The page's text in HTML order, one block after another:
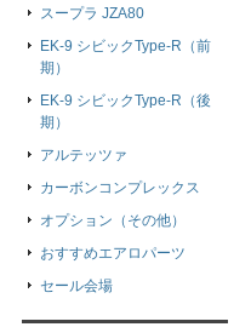
スープラ JZA80
EK-9 シビックType-R（前
期）
EK-9 シビックType-R（後
期）
アルテッツァ
カーボンコンプレックス
オプション（その他）
おすすめエアロパーツ
セール会場